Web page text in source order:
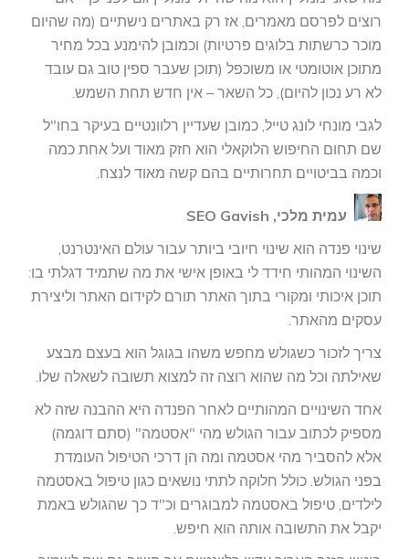
רוצים לפרסם מאמרים, אז רק באתרים נישתיים (מה שהיום
מוכר כרשתות בלוגים פרטיות) וכמובן להימנע בכל מחיר
מתוכן אוטומטי או משוכפל (תוכן שעבר ספין טוב גם עובד
לא רע נכון להיום), כל השאר – אין חדש תחת השמש.
לגבי מונחי לונג טייל, כמובן שעדיין רלוונטיים בעיקר בחו"ל
שם תחום החיפוש הלוקאלי הוא חזק מאוד ועל אחת כמה
וכמה בביטויים תחרותיים בהם קשה מאוד לנצח.
עמית מלכי, SEO Gavish
שינוי פנדה הוא שינוי חיובי ביותר עבור עולם האינטרנט,
השינוי המהותי חידד לי באופן אישי את מה שתמיד דגלתי בו:
תוכן איכותי ומקורי בתוך האתר תורם לקידום האתר וליצירת
עסקים מהאתר.
צריך לזכור כשגולש מחפש משהו בגוגל הוא בעצם מבצע
שאילתה וכל מה שהוא רוצה זה למצוא תשובה לשאלה שלו.
אחד השינויים המהותיים לאחר הפנדה היא ההבנה שזה לא
מספיק לכתוב עבור הגולש מהי "אסטמה" (סתם דוגמה)
אלא להסביר מהי אסטמה ומה הן דרכי הטיפול העומדת
בפני הגולש. כולל חלוקה לתתי נושאים כגון טיפול באסטמה
לילדים, טיפול באסטמה למבוגרים וכ"ד כך שהגולש באמת
יקבל את התשובה אותה הוא חיפש.